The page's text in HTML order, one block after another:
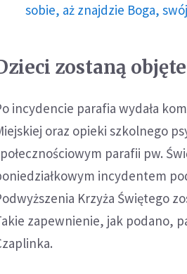
sobie, aż znajdzie Boga,
zostaną
incydencie parafia wydała
oraz opieki szkolnego
parafii pw.
incydentem
Krzyża Świętego
zapewnienie, jak podano,